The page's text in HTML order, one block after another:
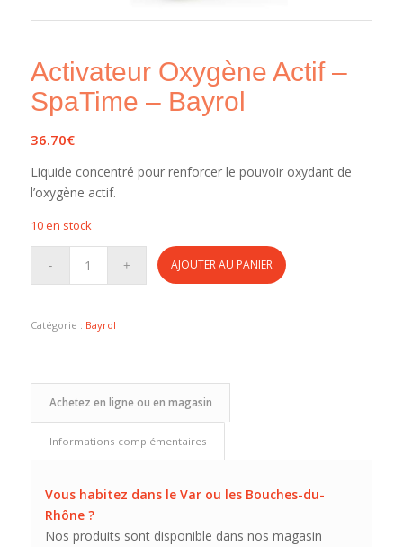
Activateur Oxygène Actif –
SpaTime – Bayrol
36.70€
Liquide concentré pour renforcer le pouvoir oxydant de
l’oxygène actif.
10 en stock
AJOUTER AU PANIER
Catégorie : Bayrol
Achetez en ligne ou en magasin
Informations complémentaires
Vous habitez dans le Var ou les Bouches-du-
Rhône ?
Nos produits sont disponible dans nos magasin